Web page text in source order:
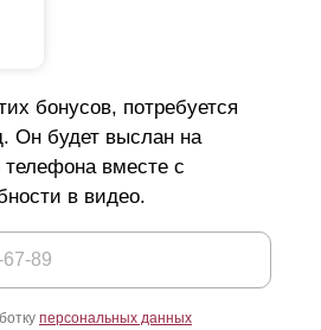
бонусов, потребуется
Он будет выслан на
вместе с
в видео.
персональных данных